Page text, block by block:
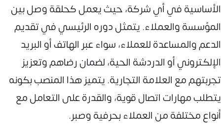
الأساسية في أي شركة، حيث يعمل كحلقة وصل بين
المؤسسة والعملاء. يتمثل دوره الرئيسي في تقديم
الدعم والمساعدة للعملاء، سواء عبر الهاتف أو البريد
الإلكتروني أو الدردشة الحية، لضمان رضاهم وتعزيز
تجربتهم مع العلامة التجارية. يتميز هذا المنصب بكونه
يتطلب مهارات اتصال قوية، والقدرة على التعامل مع
أنواع مختلفة من العملاء بحرفية وصبر.